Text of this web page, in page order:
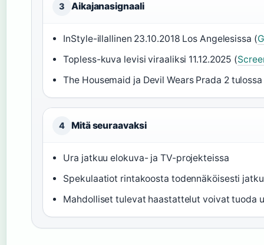
3 Aikajanasignaali
InStyle-illallinen 23.10.2018 Los Angelesissa (
Topless-kuva levisi viraaliksi 11.12.2025 (
The Housemaid ja Devil Wears Prada 2
4 Mitä seuraavaksi
Ura jatkuu elokuva- ja TV-projekteissa
Spekulaatiot rintakoosta todennäköisesti
Mahdolliset tulevat haastattelut voivat tuoda